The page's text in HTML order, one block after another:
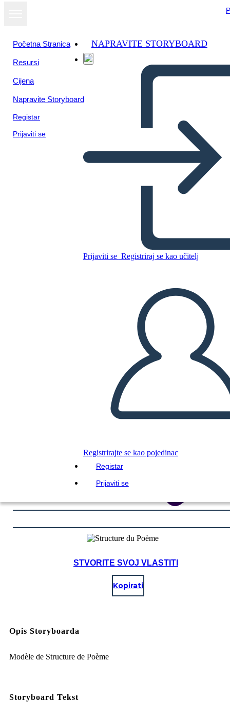
Početna Stranica
Resursi
Cijena
Napravite Storyboard
Registar
Prijaviti se
NAPRAVITE STORYBOARD
Prijaviti se Registriraj se kao učitelj
Registrirajte se kao pojedinac
Registar
Prijaviti se
Kopirajte ovaj Storyboard
IZRADITE PLOČU SCENARIJA
ČITAJ MI
STVORITE SVOJ VLASTITI
Kopirati
Opis Storyboarda
Modèle de Structure de Poème
Storyboard Tekst